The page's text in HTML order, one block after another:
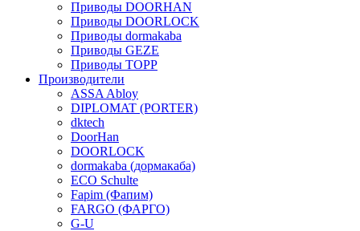
Приводы DOORHAN
Приводы DOORLOCK
Приводы dormakaba
Приводы GEZE
Приводы TOPP
Производители
ASSA Abloy
DIPLOMAT (PORTER)
dktech
DoorHan
DOORLOCK
dormakaba (дормакаба)
ECO Schulte
Fapim (Фапим)
FARGO (ФАРГО)
G-U